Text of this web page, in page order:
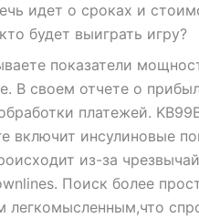
идет о сроках и
будет выиграть игру?
показатели
В своем отчете о
платежей.
включит инсулиновые
из-за
Поиск более
легкомысленным,что